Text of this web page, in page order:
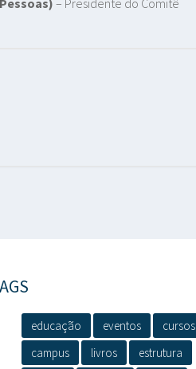
– Presidente do Comitê
educação eventos
cursos
campus
livros
estrutura